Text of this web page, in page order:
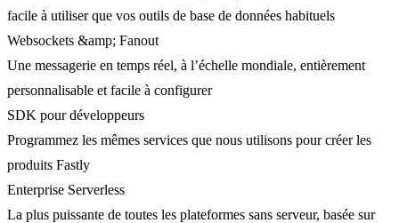
facile à utiliser que vos outils de base de données habituels
Websockets &amp; Fanout
Une messagerie en temps réel, à l’échelle mondiale, entièrement
personnalisable et facile à configurer
SDK pour développeurs
Programmez les mêmes services que nous utilisons pour créer les
produits Fastly
Enterprise Serverless
La plus puissante de toutes les plateformes sans serveur, basée sur